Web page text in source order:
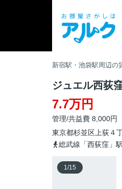
新宿駅・池袋駅周辺の
ジュエル西荻
7.7万円
管理/共益費 8,000円
東京都杉並区 上荻４
総武線「西荻窪」
1/15